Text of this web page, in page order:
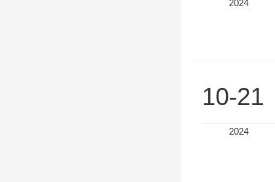
2024
10-21
2024